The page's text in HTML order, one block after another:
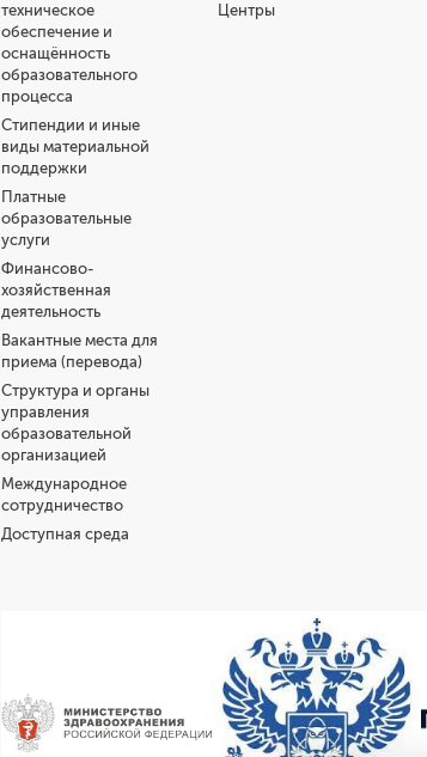
техническое
обеспечение и
оснащённость
образовательного
процесса
Стипендии и иные
виды материальной
поддержки
Платные
образовательные
услуги
Финансово-
хозяйственная
деятельность
Вакантные места для
приема (перевода)
Структура и органы
управления
образовательной
организацией
Международное
сотрудничество
Доступная среда
Центры